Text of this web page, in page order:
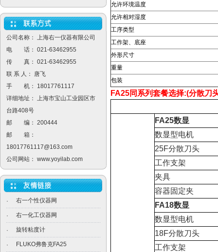
公司名称： 上海右一仪器有限公司
电 话： 021-63462955
传 真： 021-63462955
联 系 人： 唐飞
手 机： 18017761117
详细地址： 上海市宝山工业园区市
台路408号
邮 编： 200444
邮 箱：
18017761117@163.com
公司网站： www.yoyilab.com
· 右一个性仪器网
· 右一化工仪器网
· 旋转粘度计
· FLUKO弗鲁克FA25
允许环境温度
允许相对湿度
工序类型
工作架、底座
外形尺寸
重量
包装
FA25同系列套餐选择:(分散刀
FA25数显
数显型电机
25F分散刀头
工作支架
夹具
容器固定夹
FA18数显
数显型电机
18F分散刀头
工作支架